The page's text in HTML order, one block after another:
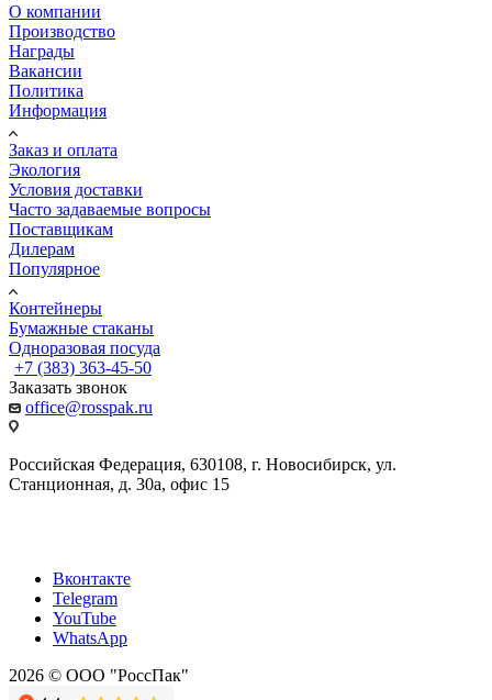
О компании
Производство
Награды
Вакансии
Политика
Информация
Заказ и оплата
Экология
Условия доставки
Часто задаваемые вопросы
Поставщикам
Дилерам
Популярное
Контейнеры
Бумажные стаканы
Одноразовая посуда
+7 (383) 363-45-50
Заказать звонок
office@rosspak.ru
Российская Федерация, 630108, г. Новосибирск, ул.
Станционная, д. 30а, офис 15
Вконтакте
Telegram
YouTube
WhatsApp
2026 © ООО "РоссПак"